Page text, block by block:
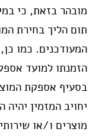
מובהר בזאת, כי
תום הליך בחירת
המעודכנים. כמו
הזמנתו למועד
בסעיף אספקת
יחויב המזמין
מוצרים ו/או